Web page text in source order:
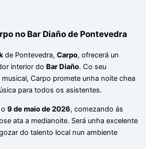
no Bar Diaño de Pontevedra
de Pontevedra, Carpo, ofrecerá un
interior do Bar Diaño. Co seu
Carpo promete unha noite chea
para todos os asistentes.
9 de maio de 2026, comezando ás
ata a medianoite. Será unha excelente
do talento local nun ambiente